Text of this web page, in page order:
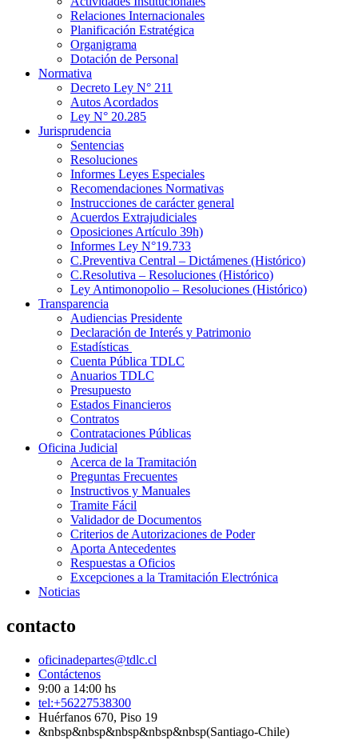
Relaciones Internacionales
Planificación Estratégica
Organigrama
Dotación de Personal
Normativa
Decreto Ley N° 211
Autos Acordados
Ley N° 20.285
Jurisprudencia
Sentencias
Resoluciones
Informes Leyes Especiales
Recomendaciones Normativas
Instrucciones de carácter general
Acuerdos Extrajudiciales
Oposiciones Artículo 39h)
Informes Ley N°19.733
C.Preventiva Central – Dictámenes (Histórico)
C.Resolutiva – Resoluciones (Histórico)
Ley Antimonopolio – Resoluciones (Histórico)
Transparencia
Audiencias Presidente
Declaración de Interés y Patrimonio
Estadísticas
Cuenta Pública TDLC
Anuarios TDLC
Presupuesto
Estados Financieros
Contratos
Contrataciones Públicas
Oficina Judicial
Acerca de la Tramitación
Preguntas Frecuentes
Instructivos y Manuales
Tramite Fácil
Validador de Documentos
Criterios de Autorizaciones de Poder
Aporta Antecedentes
Respuestas a Oficios
Excepciones a la Tramitación Electrónica
Noticias
contacto
oficinadepartes@tdlc.cl
Contáctenos
9:00 a 14:00 hs
tel:+56227538300
Huérfanos 670, Piso 19
&nbsp&nbsp&nbsp&nbsp&nbsp(Santiago-Chile)